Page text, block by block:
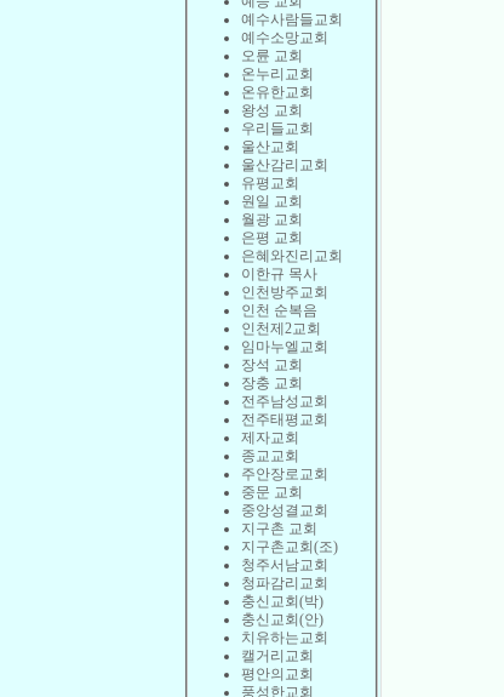
예수사람들교회
예수소망교회
오륜 교회
온누리교회
온유한교회
왕성 교회
우리들교회
울산교회
울산감리교회
유평교회
원일 교회
월광 교회
은평 교회
은혜와진리교회
이한규 목사
인천방주교회
인천 순복음
인천제2교회
임마누엘교회
장석 교회
장충 교회
전주남성교회
전주태평교회
제자교회
종교교회
주안장로교회
중문 교회
중앙성결교회
지구촌 교회
지구촌교회(조)
청주서남교회
청파감리교회
충신교회(박)
충신교회(안)
치유하는교회
캘거리교회
평안의교회
풍성한교회